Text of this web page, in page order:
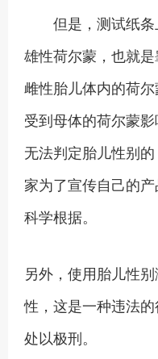
但是，测试纸条
雄性荷尔蒙，也就
雌性胎儿体内的荷
受到母体的荷尔蒙
无法判定胎儿性别
家为了宣传自己的
科学根据。
另外，使用胎儿性
性，这是一种违法
处以极刑。